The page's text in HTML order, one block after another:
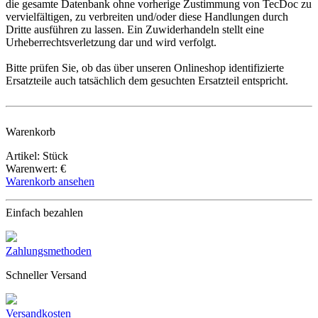
die gesamte Datenbank ohne vorherige Zustimmung von TecDoc zu
vervielfältigen, zu verbreiten und/oder diese Handlungen durch
Dritte ausführen zu lassen. Ein Zuwiderhandeln stellt eine
Urheberrechtsverletzung dar und wird verfolgt.
Bitte prüfen Sie, ob das über unseren Onlineshop identifizierte
Ersatzteile auch tatsächlich dem gesuchten Ersatzteil entspricht.
Warenkorb
Artikel: Stück
Warenwert: €
Warenkorb ansehen
Einfach bezahlen
Zahlungsmethoden
Schneller Versand
Versandkosten